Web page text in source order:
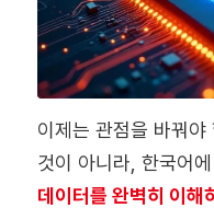
이제는 관점을 바꿔
것이 아니라, 한국어
데이터를 완벽히 이해